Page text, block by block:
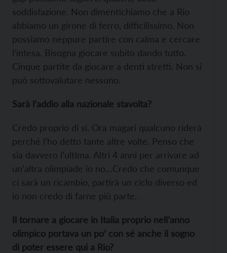
soddisfazione. Non dimentichiamo che a Rio
abbiamo un girone di ferro, difficilissimo. Non
possiamo neppure partire con calma e cercare
l’intesa. Bisogna giocare subito dando tutto.
Cinque partite da giocare a denti stretti. Non si
può sottovalutare nessuno.
Sarà l’addio alla nazionale stavolta?
Credo proprio di si. Ora magari qualcuno riderà
perché l’ho detto tante altre volte. Penso che
sia davvero l’ultima. Altri 4 anni per arrivare ad
un’altra olimpiade io no…Credo che comunque
ci sarà un ricambio, partirà un ciclo diverso ed
io non credo di farne più parte.
Il tornare a giocare in Italia proprio nell’anno
olimpico portava un po’ con sé anche il sogno
di poter essere qui a Rio?